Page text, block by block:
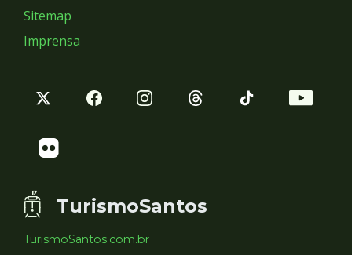
Sitemap
Imprensa
TurismoSantos
TurismoSantos.com.br